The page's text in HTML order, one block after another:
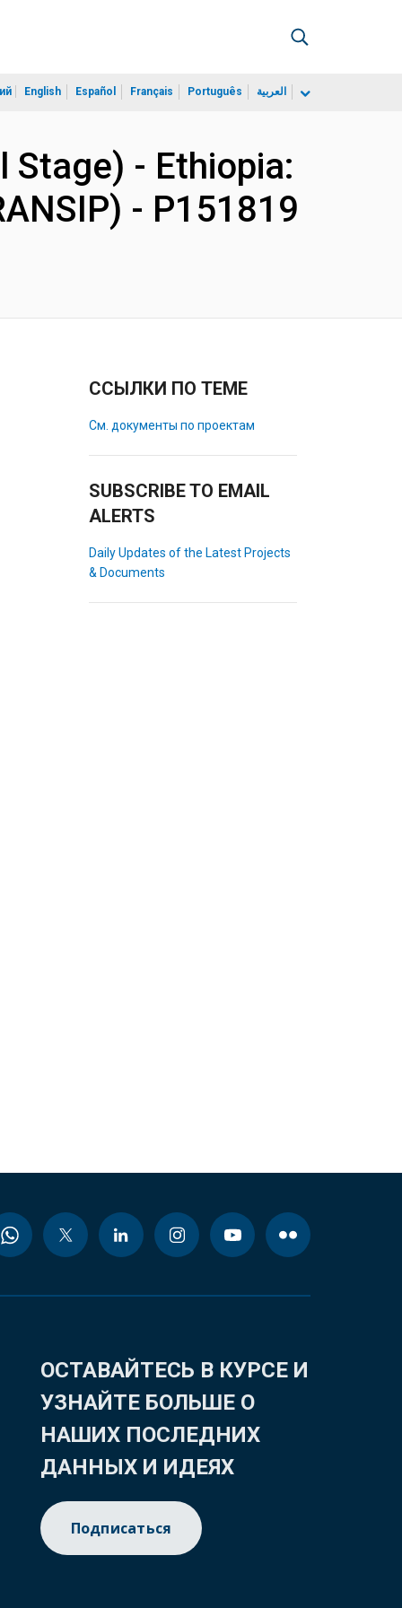
English Español Français Português العربية
Stage) - Ethiopia:
- P151819
ССЫЛКИ ПО ТЕМЕ
См. документы по проектам
SUBSCRIBE TO EMAIL
ALERTS
Daily Updates of the Latest Projects
& Documents
ОСТАВАЙТЕСЬ В КУРСЕ И
УЗНАЙТЕ БОЛЬШЕ О
НАШИХ ПОСЛЕДНИХ
ДАННЫХ И ИДЕЯХ
Подписаться